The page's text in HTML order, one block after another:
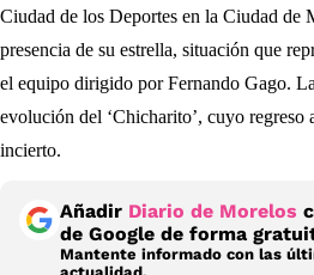
Ciudad de los Deportes en la Ciudad de
presencia de su estrella, situación que
el equipo dirigido por Fernando Gago.
evolución del ‘Chicharito’, cuyo regreso
incierto.
Añadir Diario de Morelos
de Google de forma
Mantente informado con las